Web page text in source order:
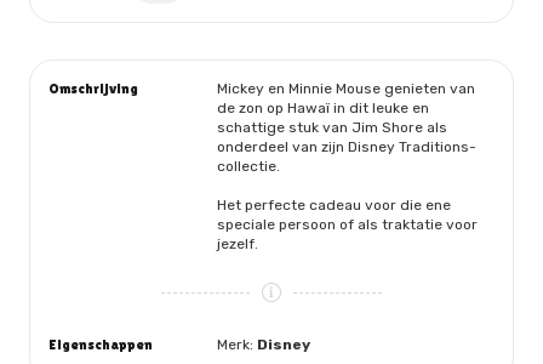
Omschrijving
Mickey en Minnie Mouse genieten van
de zon op Hawaï in dit leuke en
schattige stuk van Jim Shore als
onderdeel van zijn Disney Traditions-
collectie.
Het perfecte cadeau voor die ene
speciale persoon of als traktatie voor
jezelf.
Eigenschappen Merk: Disney